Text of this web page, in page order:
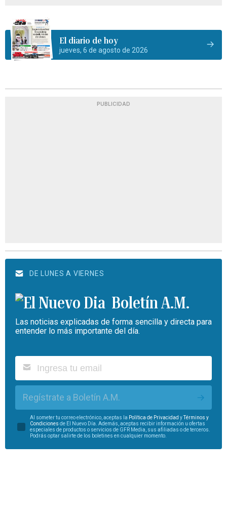
El diario de hoy
jueves, 6 de agosto de 2026
PUBLICIDAD
DE LUNES A VIERNES
Boletín A.M.
Las noticias explicadas de forma sencilla y directa para
entender lo más importante del día.
Regístrate a Boletín A.M.
Al someter tu correo electrónico, aceptas la Política de Privacidad y
Términos y
Condiciones de El Nuevo Día. Además, aceptas recibir información u ofertas
especiales de productos o servicios de GFR Media, sus afiliadas o de terceros.
Podrás optar salirte de los boletines en cualquier momento.